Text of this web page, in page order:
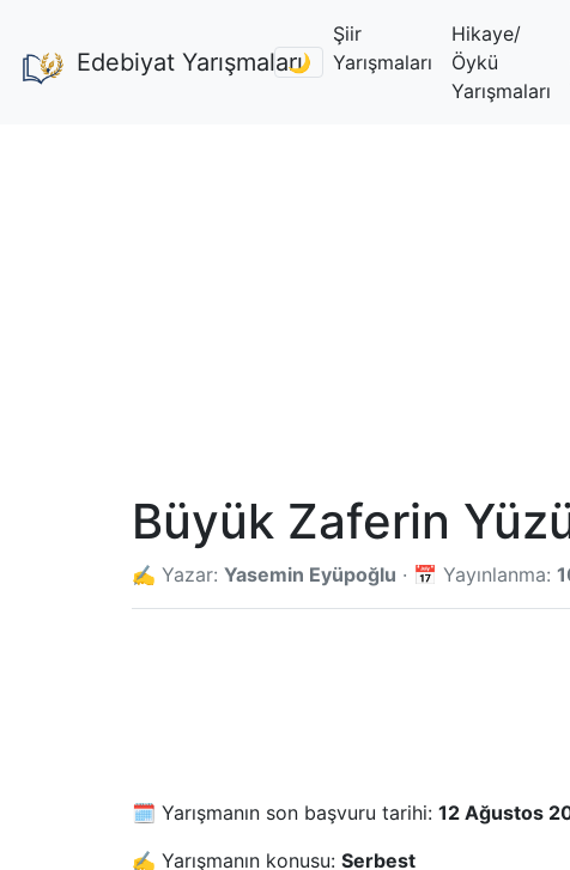
Edebiyat Yarışmaları
🌙
Şiir
Yarışmaları
Hikaye/
Öykü
Yarışmaları
Büyük Zaferin
✍️ Yazar: Yasemin Eyüpoğlu · 📅 Yayınlanma:
🗓️ Yarışmanın son başvuru tarihi: 12 Ağustos
✍️ Yarışmanın konusu: Serbest